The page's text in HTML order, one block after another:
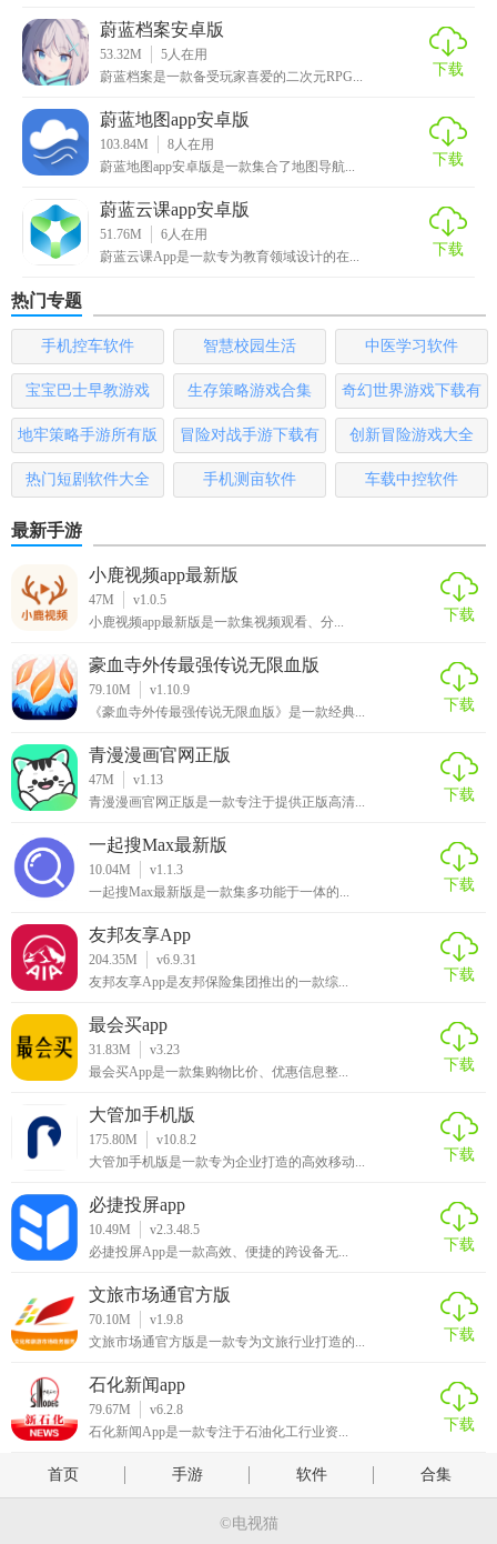
励，加速角色成长。
5. 学习战术组合：研究不同英雄间的技能联动效果，创造独
特的战术组合，提升战斗效率。
【蔚蓝竞技场安卓版测评】
《蔚蓝竞技场安卓版》以其精美的画面效果和丰富的游戏内
容赢得了玩家的喜爱。游戏不仅提供了多样的玩法模式，还
注重策略深度的挖掘，让玩家在享受游戏乐趣的同时，也能
体验到策略布局的乐趣。此外，游戏的社交系统完善，公会
系统增强了玩家间的互动性。然而，对于新手玩家来说，初
期的引导可能稍显繁琐，建议开发者进一步优化新手体验。
总体而言，《蔚蓝竞技场》是一款值得一试的策略竞技手
游。
蔚蓝档案安卓版
53.32M 5人在用
蔚蓝档案是一款备受玩家喜爱的二次元RPG...
下载
蔚蓝地图app安卓版
103.84M 8人在用
蔚蓝地图app安卓版是一款集合了地图导航...
下载
蔚蓝云课app安卓版
51.76M 6人在用
蔚蓝云课App是一款专为教育领域设计的在...
下载
热门专题
手机控车软件 智慧校园生活 中医学习软件
宝宝巴士早教游戏 生存策略游戏合集
奇幻世界游戏下载有
哪些
地牢策略手游所有版
本
冒险对战手游下载有
哪些
创新冒险游戏大全
热门短剧软件大全 手机测亩软件 车载中控软件
最新手游
小鹿视频app最新版
47M
v1.0.5
小鹿视频app最新版是一款集视频观看、分...
下载
豪血寺外传最强传说无限血版
79.10M
v1.10.9
《豪血寺外传最强传说无限血版》是一款经典...
下载
青漫漫画官网正版
47M
v1.13
青漫漫画官网正版是一款专注于提供正版高清...
下载
一起搜Max最新版
10.04M
v1.1.3
一起搜Max最新版是一款集多功能于一体的...
下载
友邦友享App
204.35M
v6.9.31
友邦友享App是友邦保险集团推出的一款综...
下载
最会买app
31.83M
v3.23
最会买App是一款集购物比价、优惠信息整...
下载
大管加手机版
175.80M
v10.8.2
大管加手机版是一款专为企业打造的高效移动...
下载
必捷投屏app
10.49M
v2.3.48.5
必捷投屏App是一款高效、便捷的跨设备无...
下载
文旅市场通官方版
70.10M
v1.9.8
文旅市场通官方版是一款专为文旅行业打造的...
下载
石化新闻app
79.67M
v6.2.8
石化新闻App是一款专注于石油化工行业资...
下载
首页 手游 软件 合集
©电视猫